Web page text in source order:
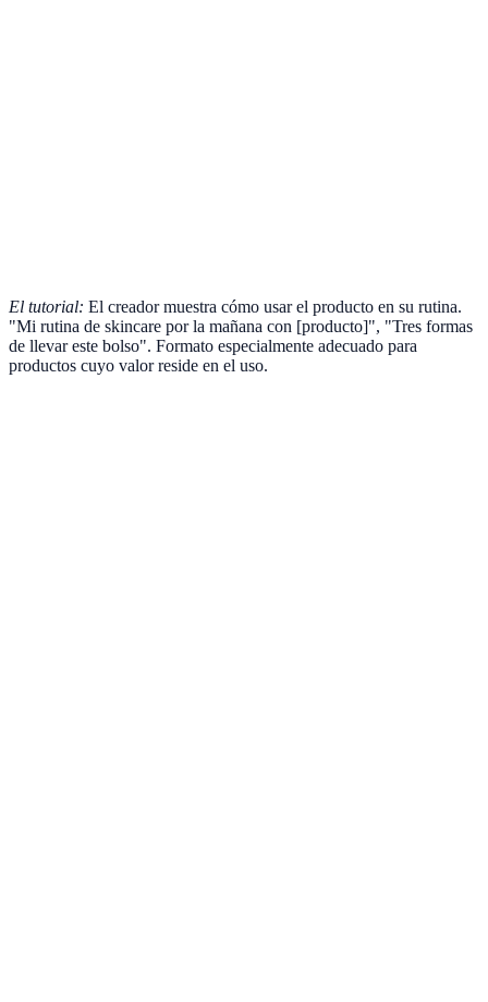
El tutorial: El creador muestra cómo usar el producto en su rutina.
"Mi rutina de skincare por la mañana con [producto]", "Tres formas
de llevar este bolso". Formato especialmente adecuado para
productos cuyo valor reside en el uso.